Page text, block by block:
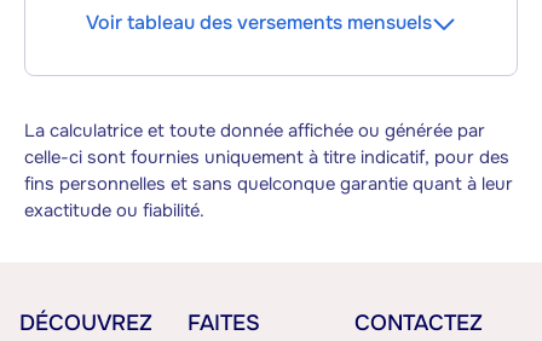
Voir tableau des versements mensuels
La calculatrice et toute donnée affichée ou générée par
celle-ci sont fournies uniquement à titre indicatif, pour des
fins personnelles et sans quelconque garantie quant à leur
exactitude ou fiabilité.
DÉCOUVREZ
FAITES
CONTACTEZ